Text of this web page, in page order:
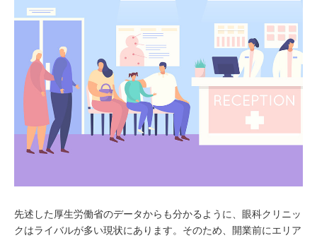
先述した厚生労働省のデータからも分かるように、眼科クリニッ
クはライバルが多い現状にあります。そのため、開業前にエリア